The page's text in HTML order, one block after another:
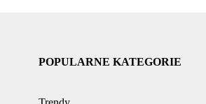
POPULARNE KATEGORIE